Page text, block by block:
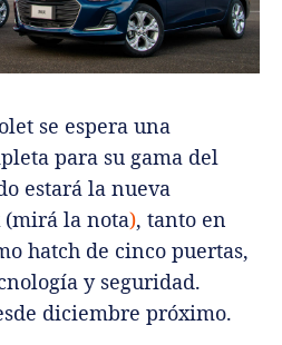
se espera una
para su gama del
estará la nueva
(mirá la nota), tanto en
hatch de cinco puertas,
y seguridad.
diciembre próximo.